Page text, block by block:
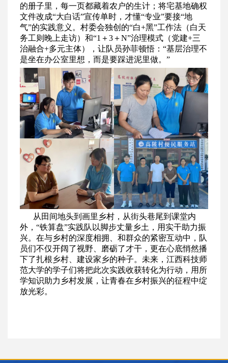
的册子里，每一页都藏着农户的生计；将宅基地确权
文件改成“大白话”宣传单时，才懂“专业”要接“地
气”的实践意义。村委会独创的“白+黑”工作法（白天
务工则晚上走访）和“1＋3＋N”治理模式（党建+三
治融合+多元主体），让队员孙菲顿悟：“基层治理不
是坐在办公室里想，而是要踩进泥里做。”
从田间地头到画里乡村，从街头巷尾到课堂内
外，“铁算盘”实践队以脚步丈量乡土，用实干助力振
兴。在与乡村的深度相拥、和群众的紧密互动中，队
员们不仅开阔了视野、磨砺了才干，更在心底悄然播
下了扎根乡村、建设家乡的种子。未来，江西科技师
范大学的学子们将把此次实践收获转化为行动，用所
学知识助力乡村发展，让青春在乡村振兴的征程中绽
放光彩。